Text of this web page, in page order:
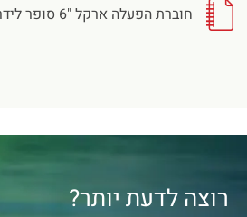
חוברת הפעלה ארקל "6 סופר לידר (418KB)
רוצה לדעת יותר?